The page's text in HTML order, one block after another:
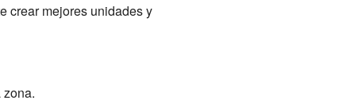
crear mejores unidades y